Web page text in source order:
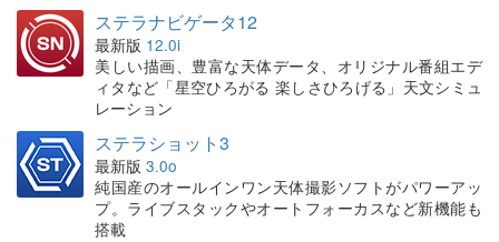
ステラナビゲータ12
最新版 12.0i
美しい描画、豊富な天体データ、オリジナル番組エデ
ィタなど「星空ひろがる 楽しさひろげる」天文シミュ
レーション
ステラショット3
最新版 3.0o
純国産のオールインワン天体撮影ソフトがパワーアッ
プ。ライブスタックやオートフォーカスなど新機能も
搭載